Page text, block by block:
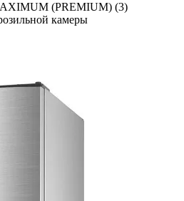
(PREMIUM) (3)
камеры